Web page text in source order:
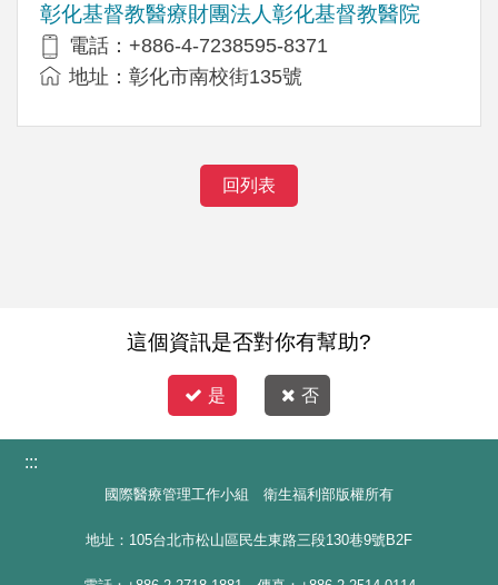
彰化基督教醫療財團法人彰化基督教醫院
電話：+886-4-7238595-8371
地址：彰化市南校街135號
回列表
這個資訊是否對你有幫助?
是 否
:::
國際醫療管理工作小組 衛生福利部版權所有
地址：105台北市松山區民生東路三段130巷9號B2F